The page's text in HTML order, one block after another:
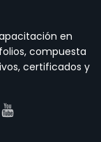
en
compuesta
certificados y